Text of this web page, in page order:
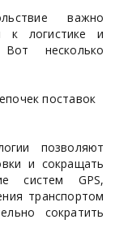
важно
к логистике и
несколько
поставок
позволяют
и сокращать
систем GPS,
транспортом
сократить